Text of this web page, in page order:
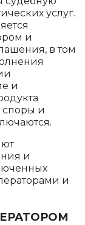
услуг.
и
в том
и
споры и
и
и